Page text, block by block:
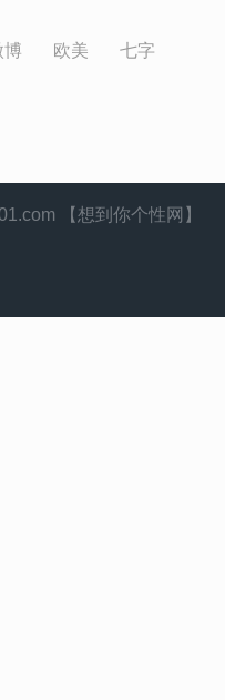
博 欧美 七字
【想到你个性网】